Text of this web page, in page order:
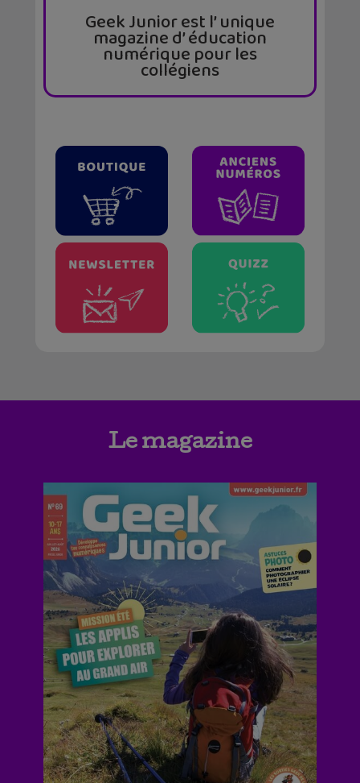
Geek Junior est l’ unique
magazine d’ éducation
numérique pour les
collégiens
Le magazine